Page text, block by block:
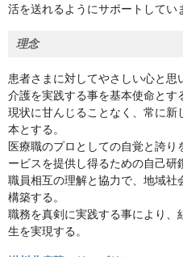
活を送れるようにサポートしてい
理念
患者さまに対してやさしい心と思
介護を実践する事を基本使命とす
現状に甘んじることなく、常に
本とする。
医療職のプロとしての自覚と誇
ービスを提供し得るための自己研
職員相互の理解と協力で、地域社
構築する。
職務を真剣に実践する事により、
生を実現する。